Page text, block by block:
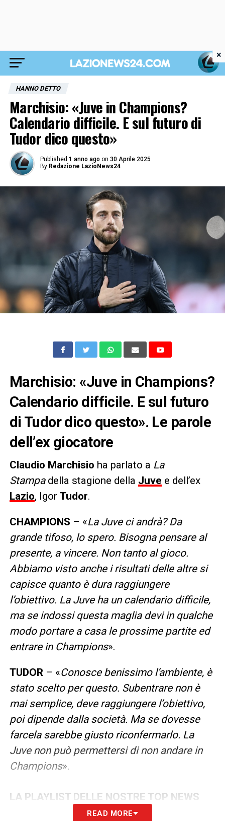
HANNO DETTO
Marchisio: «Juve in Champions?
Calendario difficile. E sul futuro di
Tudor dico questo»
Published 1 anno ago on 30 Aprile 2025
By Redazione LazioNews24
Marchisio: «Juve in Champions?
Calendario difficile. E sul futuro
di Tudor dico questo». Le parole
dell’ex giocatore
Claudio Marchisio ha parlato a La
Stampadella stagione della Juve e dell’ex
Lazio, Igor Tudor.
CHAMPIONS – «La Juve ci andrà? Da
grande tifoso, lo spero. Bisogna pensare al
presente, a vincere. Non tanto al gioco.
Abbiamo visto anche i risultati delle altre si
capisce quanto è dura raggiungere
l’obiettivo. La Juve ha un calendario difficile,
ma se indossi questa maglia devi in qualche
modo portare a casa le prossime partite ed
entrare in Champions».
TUDOR – «Conosce benissimo l’ambiente, è
stato scelto per questo. Subentrare non è
mai semplice, deve raggiungere l’obiettivo,
poi dipende dalla società. Ma se dovesse
farcela sarebbe giusto riconfermarlo. La
Juve non può permettersi di non andare in
Champions».
LA PLAYLIST DELLE NOSTRE TOP NEWS
READ MORE
×